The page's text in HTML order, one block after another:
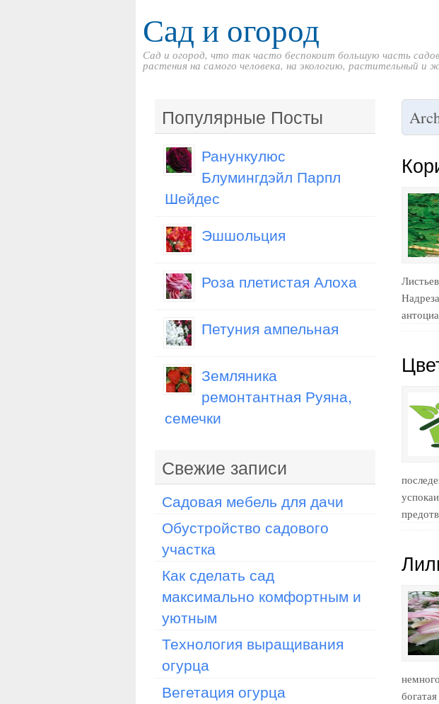
Сад и огород
Сад и огород, что так часто беспокоит большую часть
растения на самого человека, на экологию, растительный
Популярные Посты
Ранункулюс
Блумингдэйл Парпл
Шейдес
Эшшольция
Роза плетистая Алоха
Петуния ампельная
Земляника
ремонтантная Руяна,
семечки
Свежие записи
Садовая мебель для дачи
Обустройство садового
участка
Как сделать сад
максимально комфортным и
уютным
Технология выращивания
огурца
Вегетация огурца